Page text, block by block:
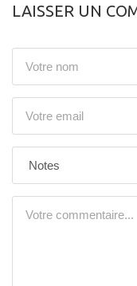
LAISSER UN